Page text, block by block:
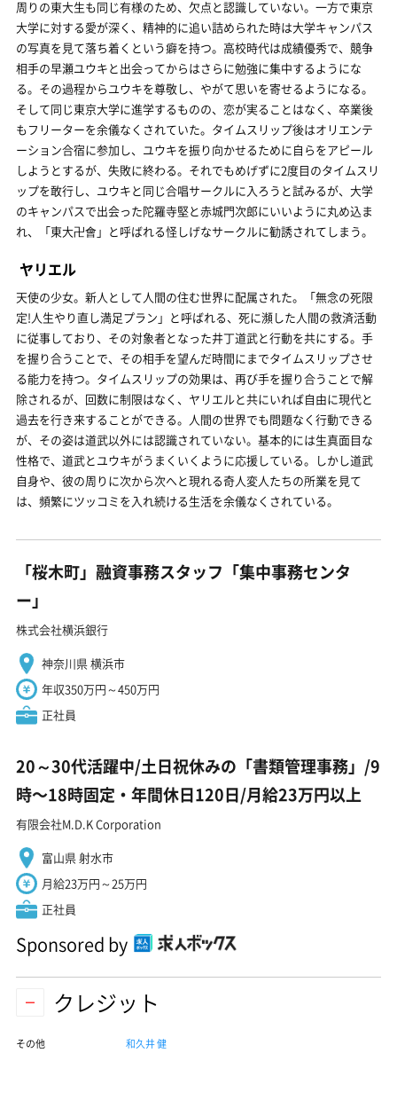
周りの東大生も同じ有様のため、欠点と認識していない。一方で東京
大学に対する愛が深く、精神的に追い詰められた時は大学キャンパス
の写真を見て落ち着くという癖を持つ。高校時代は成績優秀で、競争
相手の早瀬ユウキと出会ってからはさらに勉強に集中するようにな
る。その過程からユウキを尊敬し、やがて思いを寄せるようになる。
そして同じ東京大学に進学するものの、恋が実ることはなく、卒業後
もフリーターを余儀なくされていた。タイムスリップ後はオリエンテ
ーション合宿に参加し、ユウキを振り向かせるために自らをアピール
しようとするが、失敗に終わる。それでもめげずに2度目のタイムスリ
ップを敢行し、ユウキと同じ合唱サークルに入ろうと試みるが、大学
のキャンパスで出会った陀羅寺堅と赤城門次郎にいいように丸め込ま
れ、「東大卍會」と呼ばれる怪しげなサークルに勧誘されてしまう。
ヤリエル
天使の少女。新人として人間の住む世界に配属された。「無念の死限
定!人生やり直し満足プラン」と呼ばれる、死に瀕した人間の救済活動
に従事しており、その対象者となった井丁道武と行動を共にする。手
を握り合うことで、その相手を望んだ時間にまでタイムスリップさせ
る能力を持つ。タイムスリップの効果は、再び手を握り合うことで解
除されるが、回数に制限はなく、ヤリエルと共にいれば自由に現代と
過去を行き来することができる。人間の世界でも問題なく行動できる
が、その姿は道武以外には認識されていない。基本的には生真面目な
性格で、道武とユウキがうまくいくように応援している。しかし道武
自身や、彼の周りに次から次へと現れる奇人変人たちの所業を見て
は、頻繁にツッコミを入れ続ける生活を余儀なくされている。
「桜木町」融資事務スタッフ「集中事務センタ
ー」
株式会社横浜銀行
神奈川県 横浜市
年収350万円～450万円
正社員
20～30代活躍中/土日祝休みの「書類管理事務」/9
時〜18時固定・年間休日120日/月給23万円以上
有限会社M.D.K Corporation
富山県 射水市
月給23万円～25万円
正社員
Sponsored by
クレジット
その他 和久井 健